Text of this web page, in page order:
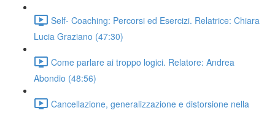
Self- Coaching: Percorsi ed Esercizi. Relatrice: Chiara
Lucia Graziano (47:30)
Come parlare ai troppo logici. Relatore: Andrea
Abondio (48:56)
Cancellazione, generalizzazione e distorsione nella